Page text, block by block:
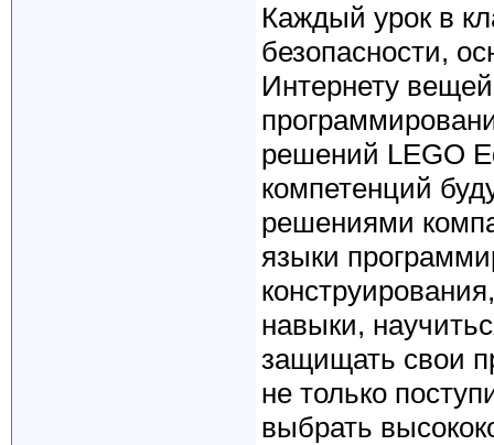
Каждый урок в
безопасности,
Интернету
решений LEGO
компетенций
решениями
языки
навыки,
защищать свои
не только
выбрать